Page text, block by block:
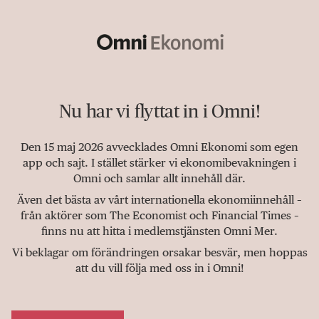
Nu har vi flyttat in i Omni!
Den 15 maj 2026 avvecklades Omni Ekonomi som egen
app och sajt. I stället stärker vi ekonomibevakningen i
Omni och samlar allt innehåll där.
Även det bästa av vårt internationella ekonomiinnehåll –
från aktörer som The Economist och Financial Times –
finns nu att hitta i medlemstjänsten Omni Mer.
Vi beklagar om förändringen orsakar besvär, men hoppas
att du vill följa med oss in i Omni!